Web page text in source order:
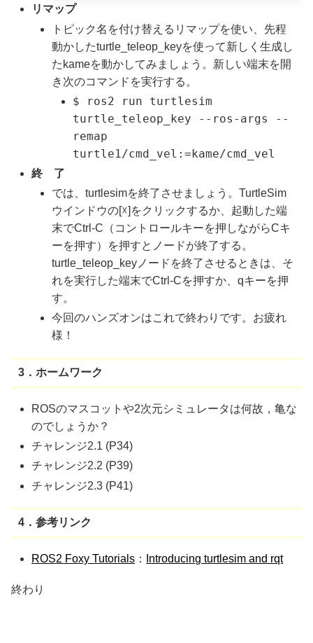
リマップ
トピック名を付け替えるリマップを使い、先程
動かしたturtle_teleop_keyを使って新しく生成し
たkameを動かしてみましょう。新しい端末を開
き次のコマンドを実行する。
$ ros2 run turtlesim
turtle_teleop_key --ros-args --
remap
turtle1/cmd_vel:=kame/cmd_vel
終 了
では、turtlesimを終了させましょう。TurtleSim
ウインドウの[☓]をクリックするか、起動した端
末でCtrl-C（コントロールキーを押しながらCキ
ーを押す）を押すとノードが終了する。
turtle_teleop_keyノードを終了させるときは、そ
れを実行した端末でCtrl-Cを押すか、qキーを押
す。
今回のハンズオンはこれで終わりです。お疲れ
様！
3．ホームワーク
ROSのマスコットや2次元シミュレータは何故，亀な
のでしょうか？
チャレンジ2.1 (P34)
チャレンジ2.2 (P39)
チャレンジ2.3 (P41)
4．参考リンク
ROS2 Foxy Tutorials ： Introducing turtlesim and rqt
終わり